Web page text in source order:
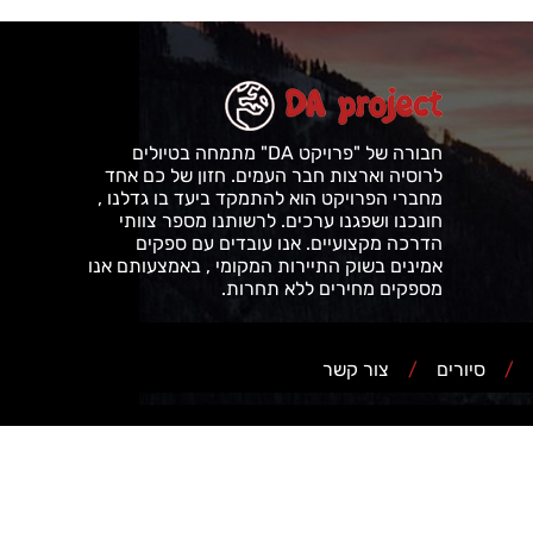
חבורה של "פרויקט DA" מתמחה בטיולים
לרוסיה וארצות חבר העמים. חזון של כם אחד
מחברי הפרויקט הוא להתמקד ביעד בו גדלנו ,
חונכנו ושפגנו ערכים. לרשותנו מספר צוותי
הדרכה מקצועיים. אנו עובדים עם ספקים
אמינים בשוק התיירות המקומי , באמצעותם אנו
מספקים מחירים ללא תחרות.
/ סיורים / צור קשר